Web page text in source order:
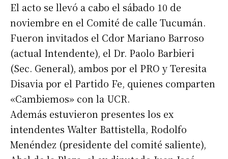
El acto se llevó a cabo el sábado 10 de
noviembre en el Comité de calle Tucumán.
Fueron invitados el Cdor Mariano Barroso
(actual Intendente), el Dr. Paolo Barbieri
(Sec. General), ambos por el PRO y Teresita
Disavia por el Partido Fe, quienes comparten
«Cambiemos» con la UCR.
Además estuvieron presentes los ex
intendentes Walter Battistella, Rodolfo
Menéndez (presidente del comité saliente),